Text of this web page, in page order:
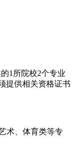
1所院校2个专业
提供相关资格证书
术、体育类等专